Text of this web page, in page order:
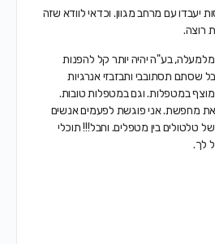
יעבדו עם מרחב מגוון. וכדאי לוודא שזה
רוצה.
בע"ה יהיה יותר קל להפנות
שסתם תסתובבי ותבזבזי אנרגיות
במטפלות. וגם במטפלות טובות.
מחפשת. אני פוגשת לפעמים אנשים
טלטולים בין מטפלים. וחבל!!! תוכלי
לך.